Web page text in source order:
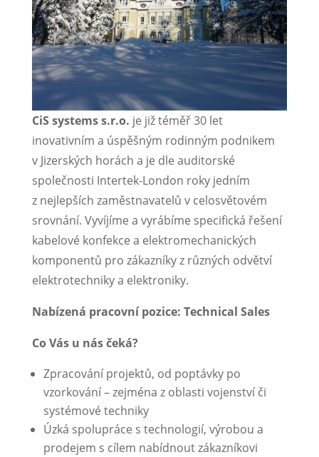
CiS systems s.r.o. je již téměř 30 let
inovativním a úspěšným rodinným podnikem
v Jizerských horách a je dle auditorské
společnosti Intertek-London roky jedním
z nejlepších zaměstnavatelů v celosvětovém
srovnání. Vyvíjíme a vyrábíme specifická řešení
kabelové konfekce a elektromechanických
komponentů pro zákazníky z různých odvětví
elektrotechniky a elektroniky.
Nabízená pracovní pozice: Technical Sales
Co Vás u nás čeká?
Zpracování projektů, od poptávky po
vzorkování – zejména z oblasti vojenství či
systémové techniky
Úzká spolupráce s technologií, výrobou a
prodejem s cílem nabídnout zákazníkovi